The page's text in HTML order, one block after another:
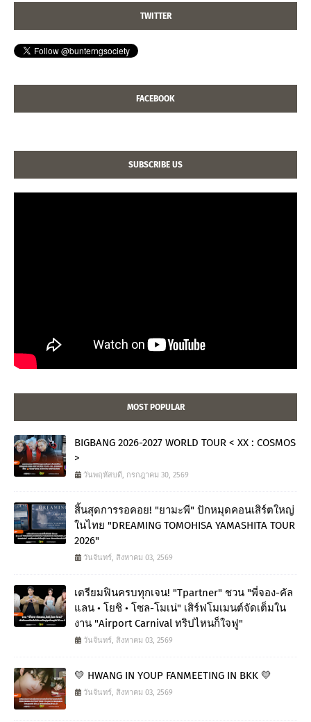
TWITTER
FACEBOOK
SUBSCRIBE US
MOST POPULAR
BIGBANG 2026-2027 WORLD TOUR < XX : COSMOS
>
วันพฤหัสบดี, กรกฎาคม 30, 2569
สิ้นสุดการรอคอย! "ยามะพี" ปักหมุดคอนเสิร์ตใหญ่
ในไทย "DREAMING TOMOHISA YAMASHITA TOUR
2026"
วันจันทร์, สิงหาคม 03, 2569
เตรียมฟินครบทุกเจน! "Tpartner" ชวน "พี่จอง-คัล
แลน • โยชิ • โซล-โมเน่" เสิร์ฟโมเมนต์จัดเต็มใน
งาน "Airport Carnival ทริปไหนก็ใจฟู"
วันจันทร์, สิงหาคม 03, 2569
💛 HWANG IN YOUP FANMEETING IN BKK 💛
วันจันทร์, สิงหาคม 03, 2569